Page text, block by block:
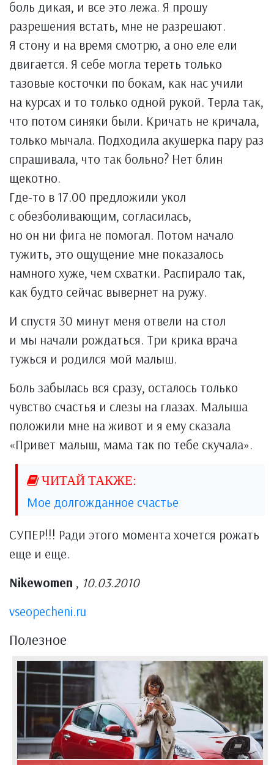
боль дикая, и все это лежа. Я прошу
разрешения встать, мне не разрешают.
Я стону и на время смотрю, а оно еле ели
двигается. Я себе могла тереть только
тазовые косточки по бокам, как нас учили
на курсах и то только одной рукой. Терла так,
что потом синяки были. Кричать не кричала,
только мычала. Подходила акушерка пару раз
спрашивала, что так больно? Нет блин
щекотно.
Где-то в 17.00 предложили укол
с обезболивающим, согласилась,
но он ни фига не помогал. Потом начало
тужить, это ощущение мне показалось
намного хуже, чем схватки. Распирало так,
как будто сейчас вывернет на ружу.
И спустя 30 минут меня отвели на стол
и мы начали рождаться. Три крика врача
тужься и родился мой малыш.
Боль забылась вся сразу, осталось только
чувство счастья и слезы на глазах. Малыша
положили мне на живот и я ему сказала
«Привет малыш, мама так по тебе скучала».
Мое долгожданное счастье
СУПЕР!!! Ради этого момента хочется рожать
еще и еще.
Nikewomen , 10.03.2010
vseopecheni.ru
Полезное